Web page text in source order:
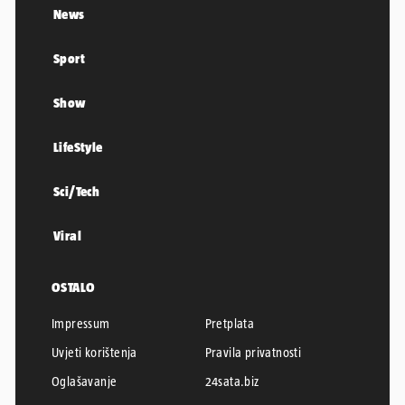
News
Sport
Show
LifeStyle
Sci/Tech
Viral
OSTALO
Impressum
Pretplata
Uvjeti korištenja
Pravila privatnosti
Oglašavanje
24sata.biz